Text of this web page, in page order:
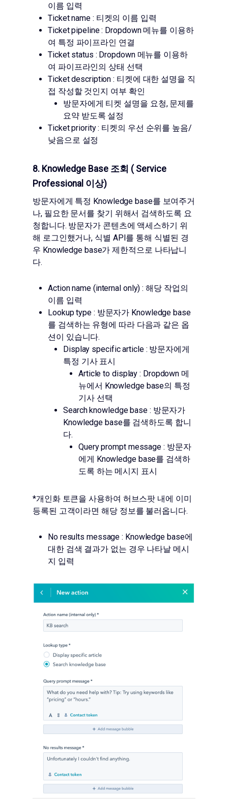
이름 입력
Ticket name : 티켓의 이름 입력
Ticket pipeline : Dropdown 메뉴를 이용하
여 특정 파이프라인 연결
Ticket status : Dropdown 메뉴를 이용하
여 파이프라인의 상태 선택
Ticket description : 티켓에 대한 설명을 직
접 작성할 것인지 여부 확인
방문자에게 티켓 설명을 요청, 문제를
요약 받도록 설정
Ticket priority : 티켓의 우선 순위를 높음/
낮음으로 설정
8. Knowledge Base 조회 ( Service
Professional 이상)
방문자에게 특정 Knowledge base를 보여주거
나, 필요한 문서를 찾기 위해서 검색하도록 요
청합니다. 방문자가 콘텐츠에 액세스하기 위
해 로그인했거나, 식별 API를 통해 식별된 경
우 Knowledge base가 제한적으로 나타납니
다.
Action name (internal only) : 해당 작업의
이름 입력
Lookup type : 방문자가 Knowledge base
를 검색하는 유형에 따라 다음과 같은 옵
션이 있습니다.
Display specific article : 방문자에게
특정 기사 표시
Article to display : Dropdown 메
뉴에서 Knowledge base의 특정
기사 선택
Search knowledge base : 방문자가
Knowledge base를 검색하도록 합니
다.
Query prompt message : 방문자
에게 Knowledge base를 검색하
도록 하는 메시지 표시
*개인화 토큰을 사용하여 허브스팟 내에 이미
등록된 고객이라면 해당 정보를 불러옵니다.
No results message : Knowledge base에
대한 검색 결과가 없는 경우 나타날 메시
지 입력